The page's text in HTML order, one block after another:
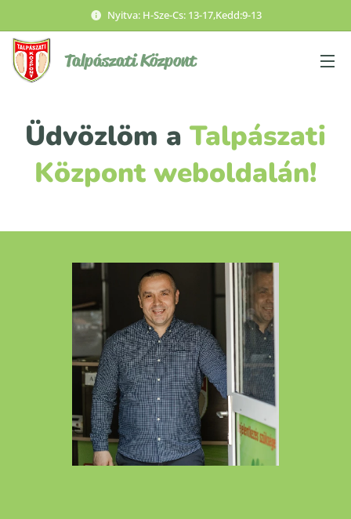
Nyitva: H-Sze-Cs: 13-17,Kedd:9-13
TalpászatiKözpont
Üdvözlöm a Talpászati
Központ weboldalán!